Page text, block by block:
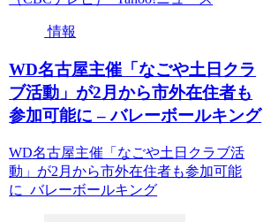
情報
WD名古屋主催「なごや土日クラ
ブ活動」が2月から市外在住者も
参加可能に – バレーボールキング
WD名古屋主催「なごや土日クラブ活
動」が2月から市外在住者も参加可能
に バレーボールキング